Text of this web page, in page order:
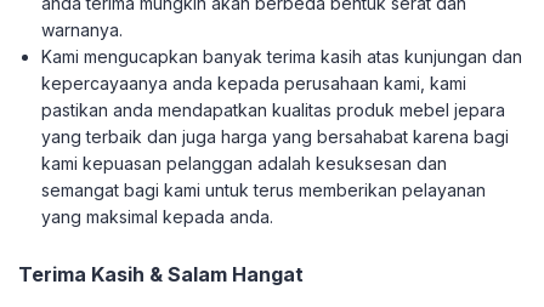
warnanya.
Kami mengucapkan banyak terima kasih atas kunjungan dan
kepercayaanya anda kepada perusahaan kami, kami
pastikan anda mendapatkan kualitas produk mebel jepara
yang terbaik dan juga harga yang bersahabat karena bagi
kami kepuasan pelanggan adalah kesuksesan dan
semangat bagi kami untuk terus memberikan pelayanan
yang maksimal kepada anda.
Terima Kasih & Salam Hangat